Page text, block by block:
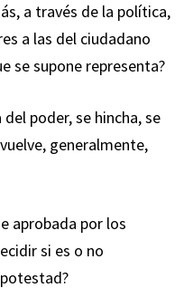
a través de la política,
a las del ciudadano
se supone representa?
poder, se hincha, se
generalmente,
aprobada por los
si es o no